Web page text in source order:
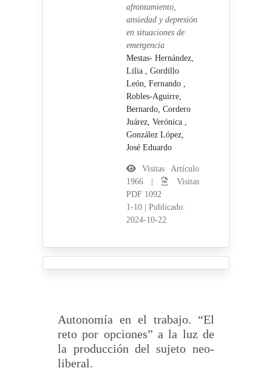
afrontamiento,
ansiedad y depresión
en situaciones de
emergencia
Mestas- Hernández,
Lilia , Gordillo
León, Fernando ,
Robles-Aguirre,
Bernardo, Cordero
Juárez, Verónica ,
González López,
José Eduardo
Visitas Artículo
1966 |
Visitas
PDF 1092
1-10
Publicado:
2024-10-22
Autonomía en el trabajo. “El
reto por opciones” a la luz de
la producción del sujeto neo-
liberal.